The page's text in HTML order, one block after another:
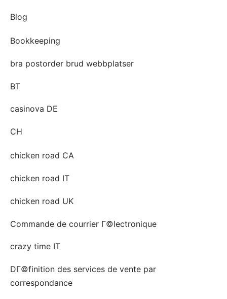
Blog
Bookkeeping
bra postorder brud webbplatser
BT
casinova DE
CH
chicken road CA
chicken road IT
chicken road UK
Commande de courrier Г©lectronique
crazy time IT
DГ©finition des services de vente par
correspondance